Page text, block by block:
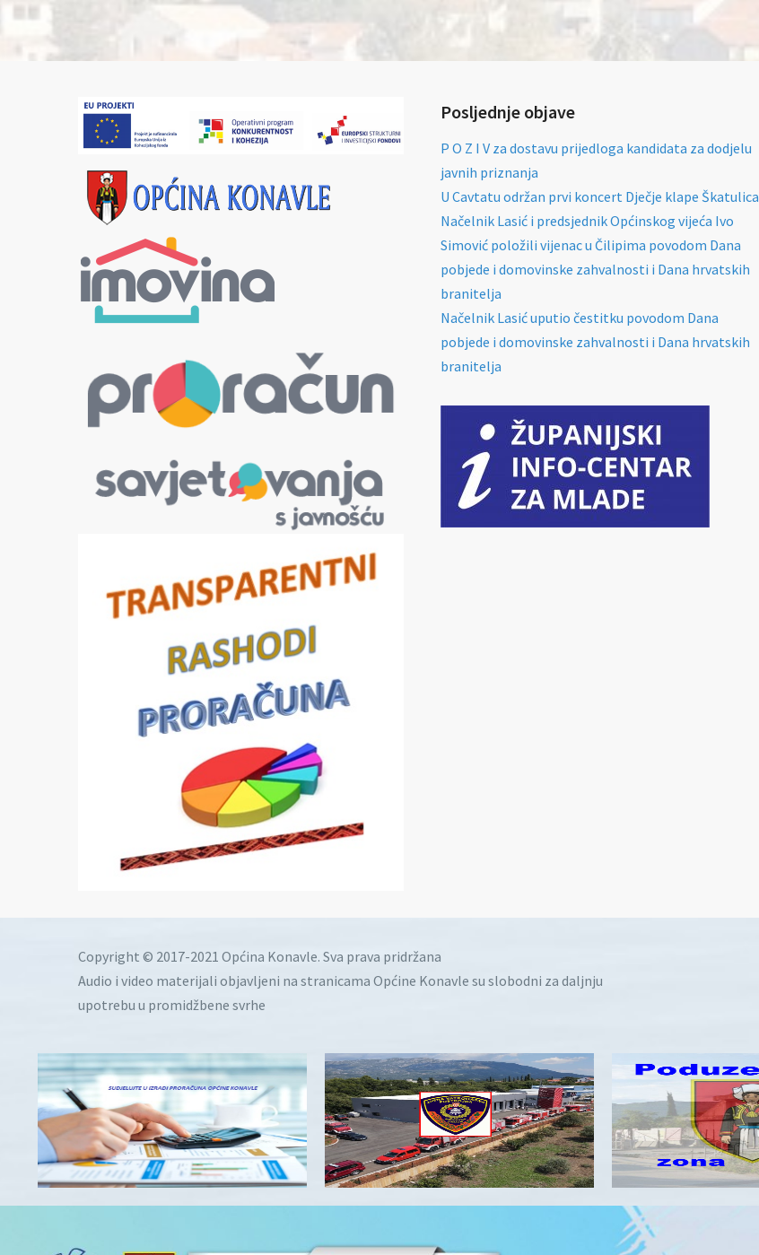
Posljednje objave
P O Z I V za dostavu prijedloga kandidata za dodjelu
javnih priznanja
U Cavtatu održan prvi koncert Dječje klape Škatulica
Načelnik Lasić i predsjednik Općinskog vijeća Ivo
Simović položili vijenac u Čilipima povodom Dana
pobjede i domovinske zahvalnosti i Dana hrvatskih
branitelja
Načelnik Lasić uputio čestitku povodom Dana
pobjede i domovinske zahvalnosti i Dana hrvatskih
branitelja
Copyright © 2017-2021 Općina Konavle. Sva prava pridržana
Audio i video materijali objavljeni na stranicama Općine Konavle su slobodni za daljnju
upotrebu u promidžbene svrhe